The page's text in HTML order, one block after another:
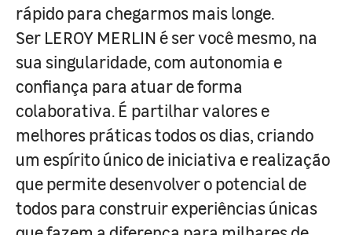
rápido para chegarmos mais longe.
Ser LEROY MERLIN é ser você mesmo, na
sua singularidade, com autonomia e
confiança para atuar de forma
colaborativa. É partilhar valores e
melhores práticas todos os dias, criando
um espírito único de iniciativa e realização
que permite desenvolver o potencial de
todos para construir experiências únicas